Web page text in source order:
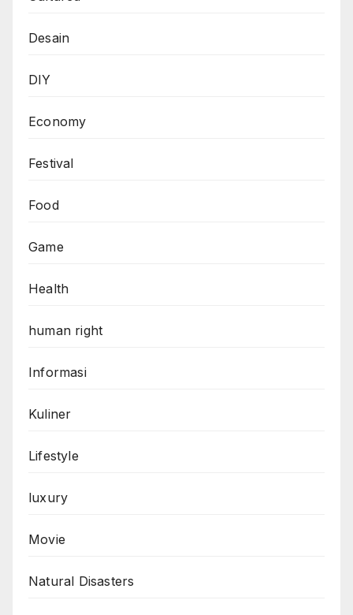
Festival
Food
Game
Health
human right
Informasi
Kuliner
Lifestyle
luxury
Movie
Natural Disasters
News
pet
Politik